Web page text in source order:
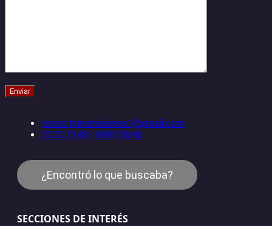
tecno.transmisiones1@gmail.com
2272 3148 / 8987 8646
¿Encontró lo que buscaba?
SECCIONES DE INTERÉS